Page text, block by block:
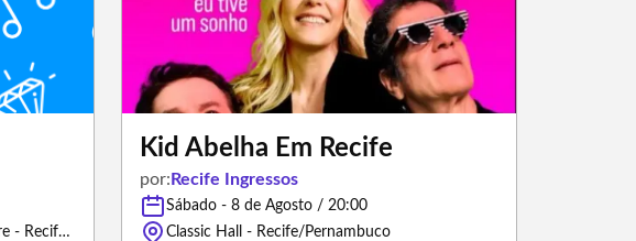
R. Real da Torre, 340, Rua Real da Torre - Recife/Pernambuco
Kid Abelha Em Recife
por: Recife Ingressos
Sábado - 8 de Agosto / 20:00
Classic Hall - Recife/Pernambuco